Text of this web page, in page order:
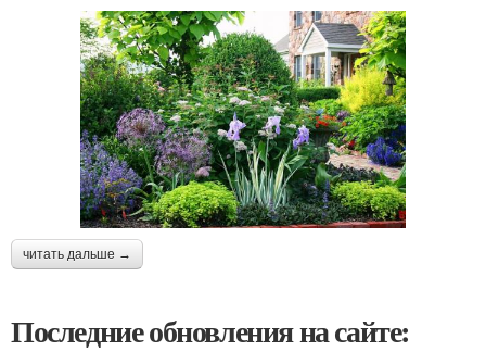
читать дальше →
Последние обновления на сайте: